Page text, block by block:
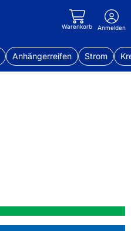
Warenkorb Anmelden
Anhängerreifen Strom